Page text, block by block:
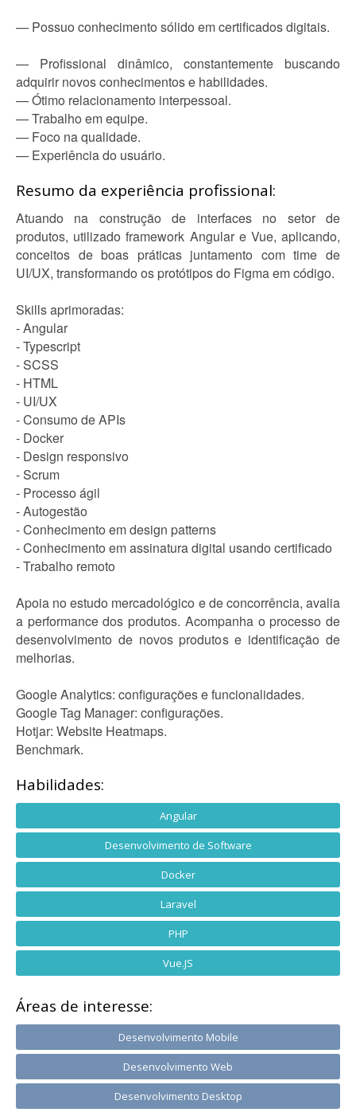
— Possuo conhecimento sólido em certificados digitais.
— Profissional dinâmico, constantemente buscando
adquirir novos conhecimentos e habilidades.
— Ótimo relacionamento interpessoal.
— Trabalho em equipe.
— Foco na qualidade.
— Experiência do usuário.
Resumo da experiência profissional:
Atuando na construção de interfaces no setor de
produtos, utilizado framework Angular e Vue, aplicando,
conceitos de boas práticas juntamento com time de
UI/UX, transformando os protótipos do Figma em código.
Skills aprimoradas:
- Angular
- Typescript
- SCSS
- HTML
- UI/UX
- Consumo de APIs
- Docker
- Design responsivo
- Scrum
- Processo ágil
- Autogestão
- Conhecimento em design patterns
- Conhecimento em assinatura digital usando certificado
- Trabalho remoto
Apoia no estudo mercadológico e de concorrência, avalia
a performance dos produtos. Acompanha o processo de
desenvolvimento de novos produtos e identificação de
melhorias.
Google Analytics: configurações e funcionalidades.
Google Tag Manager: configurações.
Hotjar: Website Heatmaps.
Benchmark.
Habilidades:
Angular
Desenvolvimento de Software
Docker
Laravel
PHP
Vue.JS
Áreas de interesse:
Desenvolvimento Mobile
Desenvolvimento Web
Desenvolvimento Desktop